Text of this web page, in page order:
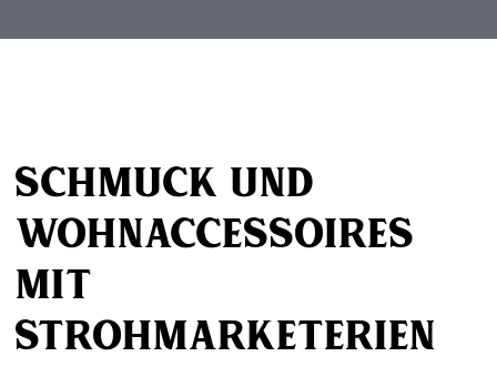
Schmuck und
Wohnaccessoires
mit
Strohmarketerien
Beitragsnavigation